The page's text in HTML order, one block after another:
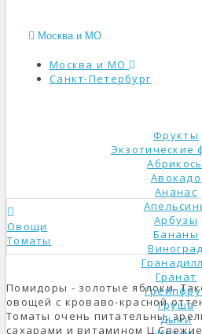
Москва и МО
Москва и МО
Санкт-Петербург
Фрукты
Экзотические
Абрикосы
Авокадо
Ананас
Арбузы
Бананы
Виноград
Гранат
Груша
Дыни
Овощи
Томаты
Помидоры - золотые яблоки.
овощей с кроваво-красной
Томаты очень питательны,
сахарами и витамином